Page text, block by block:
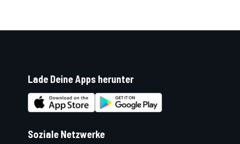
Lade Deine Apps herunter
Soziale Netzwerke